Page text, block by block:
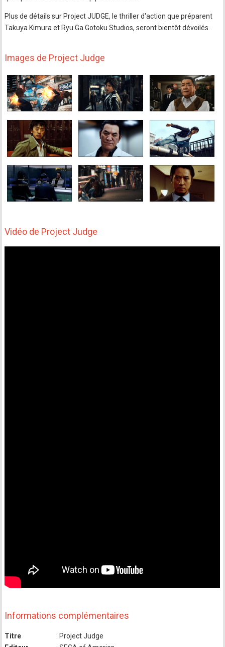
Plus de détails sur Project JUDGE, le thriller d'action que préparent
Takuya Kimura et Ryu Ga Gotoku Studios, seront bientôt dévoilés.
Images de Project Judge
Vidéo de Project Judge
Informations complémentaires
Titre
: Project Judge